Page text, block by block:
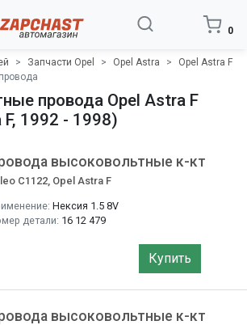
0
Запчасти Opel Opel Astra
Opel Astra F
провода Opel Astra F
1992 - 1998)
высоковольтные к-кт
C1122, Opel Astra F
Нексия 1.5 8V
детали: 16 12 479
Купить
высоковольтные к-кт